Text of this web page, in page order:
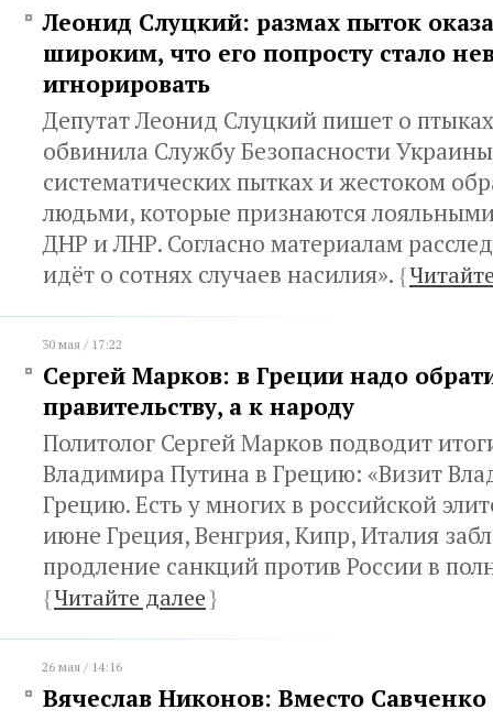
Леонид Слуцкий: размах пыток
широким, что его попросту стало
игнорировать
Депутат Леонид Слуцкий пишет о
обвинила Службу Безопасности
систематических пытках и жестоком
людьми, которые признаются
ДНР и ЛНР. Согласно материалам
идёт о сотнях случаев насилия». {
30 мая / 17:22
Сергей Марков: в Греции надо
правительству, а к народу
Политолог Сергей Марков подводит
Владимира Путина в Грецию: «Визит
Грецию. Есть у многих в российской
июне Греция, Венгрия, Кипр, Италия
продление санкций против России в
{Читайте далее}
26 мая / 14:16
Вячеслав Никонов: Вместо Савченко